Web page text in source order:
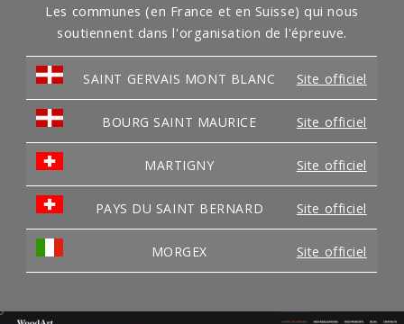
Les communes (en France et en Suisse) qui nous
soutiennent dans l'organisation de l'épreuve.
SAINT GERVAIS MONT BLANC Site officiel
BOURG SAINT MAURICE Site officiel
MARTIGNY Site officiel
PAYS DU SAINT BERNARD Site officiel
MORGEX Site officiel